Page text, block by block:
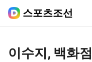
스포츠조선
이수지, 백화